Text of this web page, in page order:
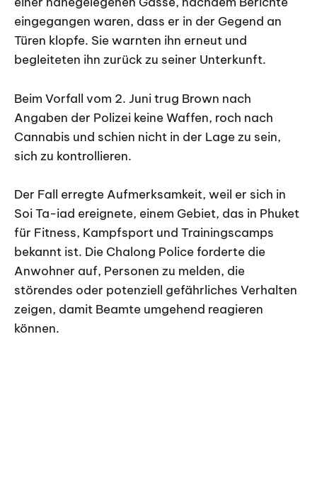
eingegangen waren, dass er in der Gegend an
Türen klopfe. Sie warnten ihn erneut und
begleiteten ihn zurück zu seiner Unterkunft.
Beim Vorfall vom 2. Juni trug Brown nach
Angaben der Polizei keine Waffen, roch nach
Cannabis und schien nicht in der Lage zu sein,
sich zu kontrollieren.
Der Fall erregte Aufmerksamkeit, weil er sich in
Soi Ta-iad ereignete, einem Gebiet, das in Phuket
für Fitness, Kampfsport und Trainingscamps
bekannt ist. Die Chalong Police forderte die
Anwohner auf, Personen zu melden, die
störendes oder potenziell gefährliches Verhalten
zeigen, damit Beamte umgehend reagieren
können.